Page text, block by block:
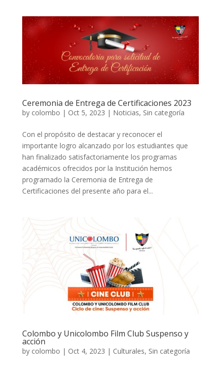
Ceremonia de Entrega de Certificaciones 2023
by colombo | Oct 5, 2023 | Noticias, Sin categoría
Con el propósito de destacar y reconocer el
importante logro alcanzado por los estudiantes que
han finalizado satisfactoriamente los programas
académicos ofrecidos por la Institución hemos
programado la Ceremonia de Entrega de
Certificaciones del presente año para el...
Colombo y Unicolombo Film Club Suspenso y
acción
by colombo | Oct 4, 2023 | Culturales, Sin categoría